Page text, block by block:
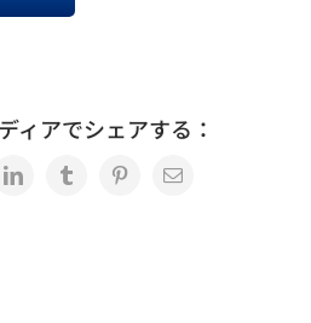
ィアでシェアする：
LinkedInTumblrPinterest
電